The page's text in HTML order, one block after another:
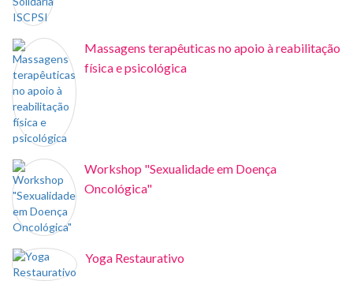
Massagens terapêuticas no apoio à reabilitação
física e psicológica
Workshop "Sexualidade em Doença
Oncológica"
Yoga Restaurativo